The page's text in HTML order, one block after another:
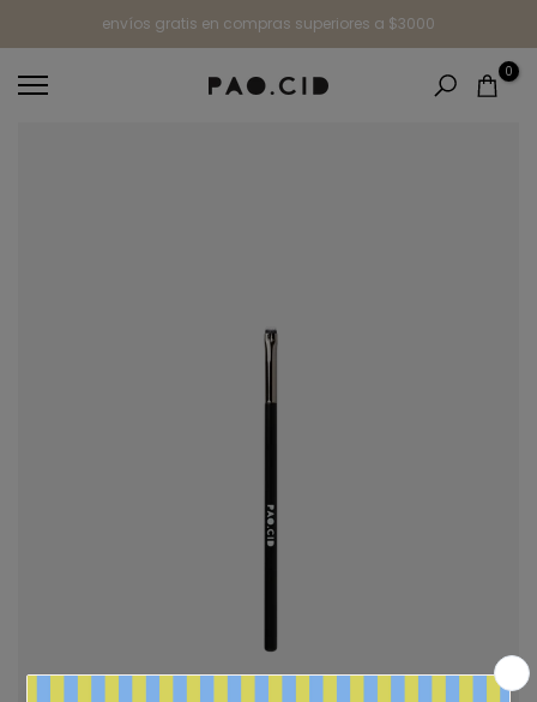
al
contenido
envíos gratis en compras superiores a $3000
0